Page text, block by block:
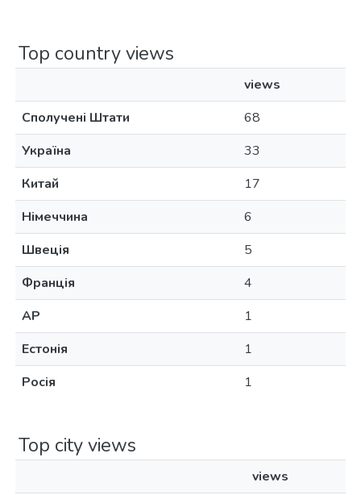
Top country views
views
Сполучені Штати
68
Україна
33
Китай
17
Німеччина
6
Швеція
5
Франція
4
AP
1
Естонія
1
Росія
1
Top city views
views